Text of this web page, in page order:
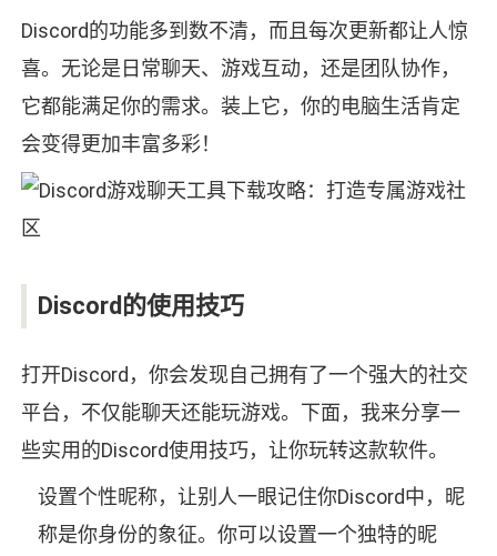
Discord的功能多到数不清，而且每次更新都让人惊
喜。无论是日常聊天、游戏互动，还是团队协作，
它都能满足你的需求。装上它，你的电脑生活肯定
会变得更加丰富多彩！
Discord的使用技巧
打开Discord，你会发现自己拥有了一个强大的社交
平台，不仅能聊天还能玩游戏。下面，我来分享一
些实用的Discord使用技巧，让你玩转这款软件。
设置个性昵称，让别人一眼记住你Discord中，昵
称是你身份的象征。你可以设置一个独特的昵